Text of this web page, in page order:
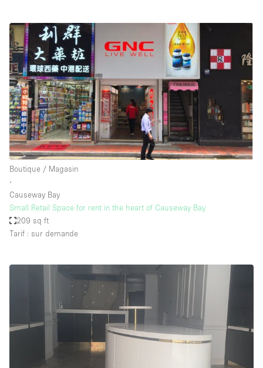
Boutique / Magasin
∙
Causeway Bay
Small Retail Space for rent in the heart of Causeway Bay
209 sq ft
Tarif : sur demande